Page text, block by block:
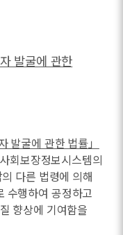
발굴에 관한
발굴에 관한 법률」
회보장정보시스템의
다른 법령에 의해
수행하여 공정하고
향상에 기여함을